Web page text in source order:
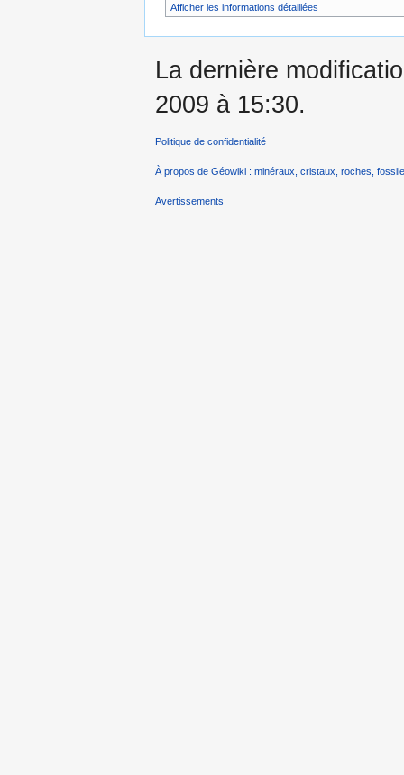
Afficher les informations détaillées
La dernière
2009 à 15:30.
Politique de confidentialité
À propos de Géowiki : minéraux, cristaux, roches,
Avertissements